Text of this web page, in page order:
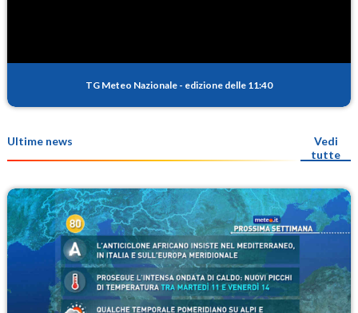
TG Meteo Nazionale - edizione delle 11:40
Ultime news
Vedi
tutte